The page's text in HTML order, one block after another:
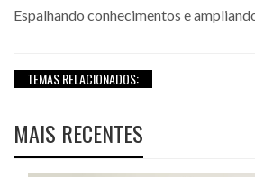
Espalhando conhecimentos e
TEMAS RELACIONADOS:
MAIS RECENTES